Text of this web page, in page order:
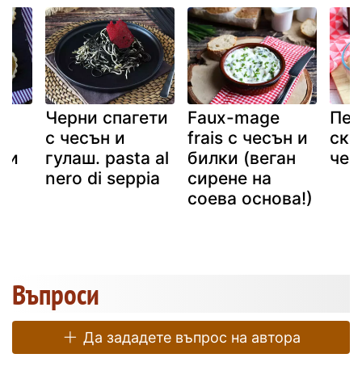
и
Черни спагети
с чесън и
гулаш. pasta al
nero di seppia
Faux-mage
frais с чесън и
билки (веган
сирене на
соева основа!)
Въпроси
Да зададете въпрос на автора